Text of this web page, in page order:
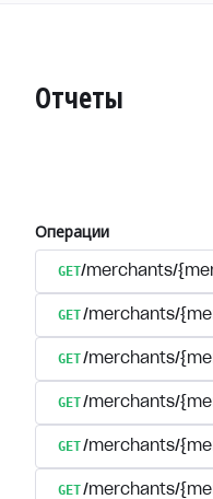
Отчеты
Операции
GET/merchants/
GET/merchants/
GET/merchants/
GET/merchants/
GET/merchants/
GET/merchants/